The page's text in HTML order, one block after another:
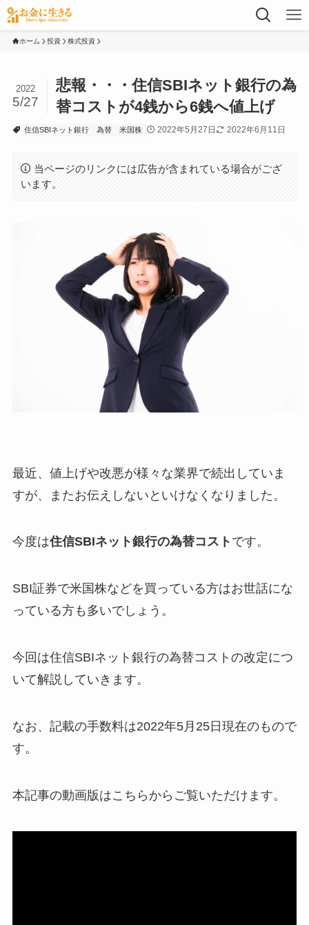
ホーム 投資 株式投資
悲報・・・住信SBIネット銀行の為
替コストが4銭から6銭へ値上げ
2022
5/27
住信SBIネット銀行 為替 米国株 2022年5月27日 2022年6月11日
当ページのリンクには広告が含まれている場合がござ
います。
最近、値上げや改悪が様々な業界で続出していま
すが、またお伝えしないといけなくなりました。
今度は住信SBIネット銀行の為替コスト です。
SBI証券で米国株などを買っている方はお世話にな
っている方も多いでしょう。
今回は住信SBIネット銀行の為替コストの改定につ
いて解説していきます。
なお、記載の手数料は2022年5月25日現在のもので
す。
本記事の動画版はこちらからご覧いただけます。